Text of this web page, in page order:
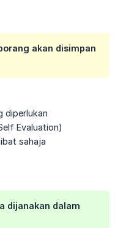
akan disimpan
diperlukan
Evaluation)
sahaja
dijanakan dalam